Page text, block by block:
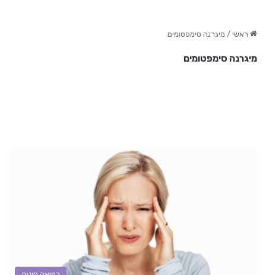
ראשי / מיגרנה סימפטומים
מיגרנה סימפטומים